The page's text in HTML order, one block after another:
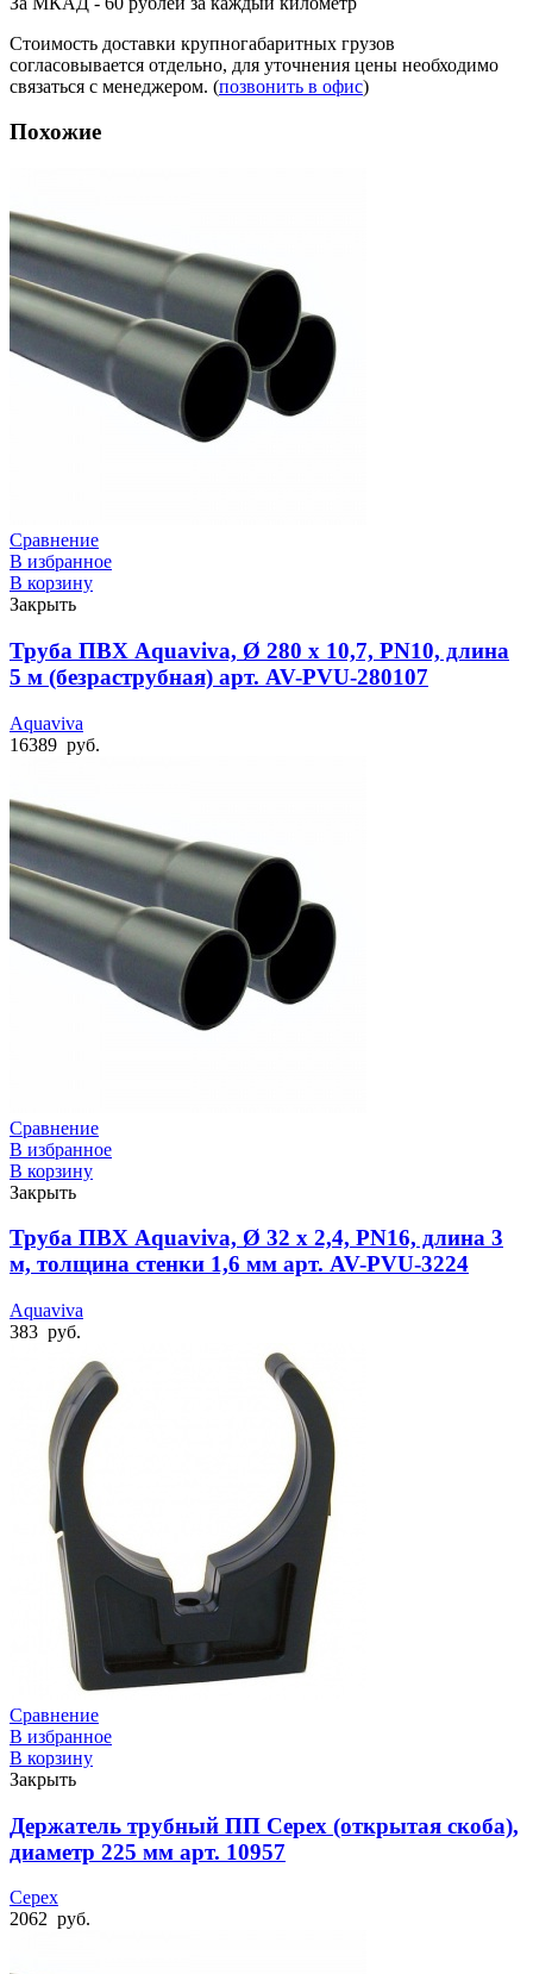
Стоимость доставки крупногабаритных грузов
согласовывается отдельно, для уточнения цены необходимо
связаться с менеджером. (позвонить в офис)
Похожие
Сравнение
В избранное
В корзину
Закрыть
Труба ПВХ Aquaviva, Ø 280 x 10,7, PN10, длина
5 м (безраструбная) арт. AV-PVU-280107
Aquaviva
16389 руб.
Сравнение
В избранное
В корзину
Закрыть
Труба ПВХ Aquaviva, Ø 32 x 2,4, PN16, длина 3
м, толщина стенки 1,6 мм арт. AV-PVU-3224
Aquaviva
383 руб.
Сравнение
В избранное
В корзину
Закрыть
Держатель трубный ПП Cepex (открытая скоба),
диаметр 225 мм арт. 10957
Cepex
2062 руб.